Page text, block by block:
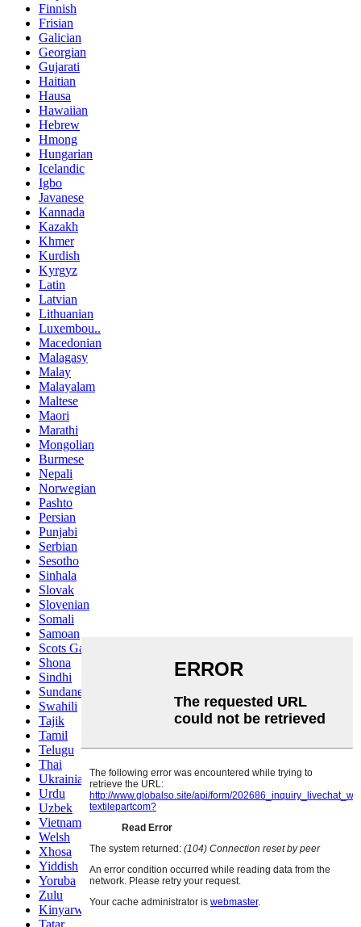
Finnish
Frisian
Galician
Georgian
Gujarati
Haitian
Hausa
Hawaiian
Hebrew
Hmong
Hungarian
Icelandic
Igbo
Javanese
Kannada
Kazakh
Khmer
Kurdish
Kyrgyz
Latin
Latvian
Lithuanian
Luxembou..
Macedonian
Malagasy
Malay
Malayalam
Maltese
Maori
Marathi
Mongolian
Burmese
Nepali
Norwegian
Pashto
Persian
Punjabi
Serbian
Sesotho
Sinhala
Slovak
Slovenian
Somali
Samoan
Scots Gaelic
Shona
Sindhi
Sundanese
Swahili
Tajik
Tamil
Telugu
Thai
Ukrainian
Urdu
Uzbek
Vietnamese
Welsh
Xhosa
Yiddish
Yoruba
Zulu
Kinyarwanda